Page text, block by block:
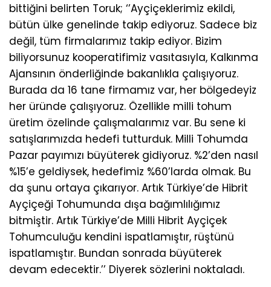
bittiğini belirten Toruk; ‘’Ayçiçeklerimiz ekildi,
bütün ülke genelinde takip ediyoruz. Sadece biz
değil, tüm firmalarımız takip ediyor. Bizim
biliyorsunuz kooperatifimiz vasıtasıyla, Kalkınma
Ajansının önderliğinde bakanlıkla çalışıyoruz.
Burada da 16 tane firmamız var, her bölgedeyiz
her üründe çalışıyoruz. Özellikle milli tohum
üretim özelinde çalışmalarımız var. Bu sene ki
satışlarımızda hedefi tutturduk. Milli Tohumda
Pazar payımızı büyüterek gidiyoruz. %2’den nasıl
%15’e geldiysek, hedefimiz %60’larda olmak. Bu
da şunu ortaya çıkarıyor. Artık Türkiye’de Hibrit
Ayçiçeği Tohumunda dışa bağımlılığımız
bitmiştir. Artık Türkiye’de Milli Hibrit Ayçiçek
Tohumculuğu kendini ispatlamıştır, rüştünü
ispatlamıştır. Bundan sonrada büyüterek
devam edecektir.’’ Diyerek sözlerini noktaladı.